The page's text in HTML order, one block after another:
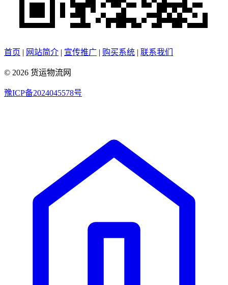
首页 | 网站简介 | 宣传推广 | 购买系统 | 联系我们
© 2026 货运物流网
豫ICP备2024045578号